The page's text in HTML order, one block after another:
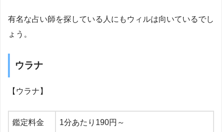
有名な占い師を探している人にもウィルは向いているでし
ょう。
ウラナ
【ウラナ】
鑑定料金 1分あたり 190円～